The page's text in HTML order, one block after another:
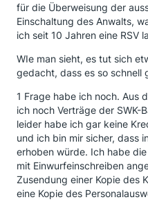
für die Überweisung der
Einschaltung des Anwalts,
ich seit 10 Jahren eine RSV
WIe man sieht, es tut sich
gedacht, dass es so schnell
1 Frage habe ich noch. Aus
ich noch Verträge der SWK-
leider habe ich gar keine
und ich bin mir sicher, dass
erhoben würde. Ich habe die
mit Einwurfeinschreiben
Zusendung einer Kopie des
eine Kopie des